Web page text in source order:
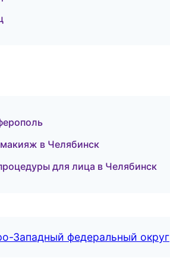
в Челябинск
для лица в Челябинск
Западный федеральный округ